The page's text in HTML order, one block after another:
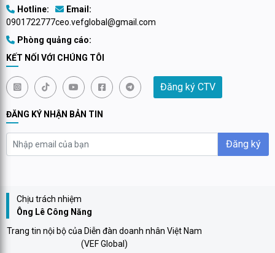
Hotline:
0901722777
Email:
ceo.vefglobal@gmail.com
Phòng quảng cáo:
KẾT NỐI VỚI CHÚNG TÔI
Đăng ký CTV
ĐĂNG KÝ NHẬN BẢN TIN
Đăng ký
Chịu trách nhiệm
Ông Lê Công Năng
Trang tin nội bộ của Diễn đàn doanh nhân Việt Nam
(VEF Global)